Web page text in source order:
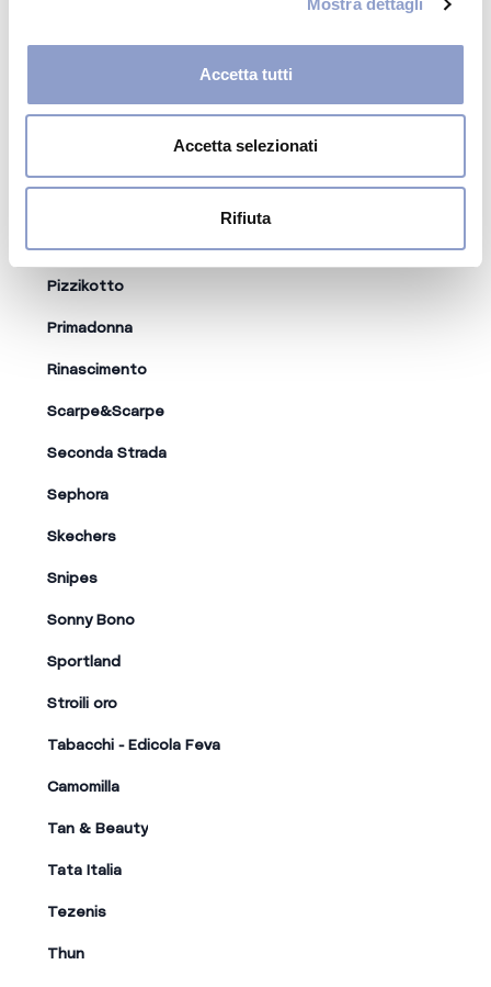
Mostra dettagli
Accetta tutti
Accetta selezionati
Rifiuta